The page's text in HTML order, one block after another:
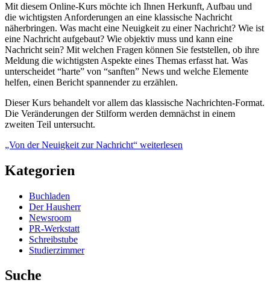
Mit diesem Online-Kurs möchte ich Ihnen Herkunft, Aufbau und
die wichtigsten Anforderungen an eine klassische Nachricht
näherbringen. Was macht eine Neuigkeit zu einer Nachricht? Wie ist
eine Nachricht aufgebaut? Wie objektiv muss und kann eine
Nachricht sein? Mit welchen Fragen können Sie feststellen, ob ihre
Meldung die wichtigsten Aspekte eines Themas erfasst hat. Was
unterscheidet “harte” von “sanften” News und welche Elemente
helfen, einen Bericht spannender zu erzählen.
Dieser Kurs behandelt vor allem das klassische Nachrichten-Format.
Die Veränderungen der Stilform werden demnächst in einem
zweiten Teil untersucht.
„Von der Neuigkeit zur Nachricht“ weiterlesen
Kategorien
Buchladen
Der Hausherr
Newsroom
PR-Werkstatt
Schreibstube
Studierzimmer
Suche